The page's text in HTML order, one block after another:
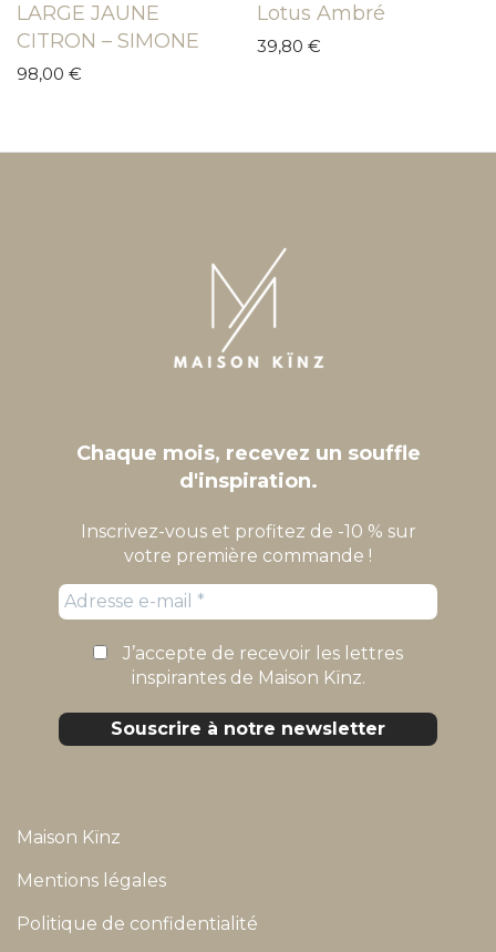
LARGE JAUNE
CITRON – SIMONE
98,00 €
Lotus Ambré
39,80 €
Chaque mois, recevez un souffle
d'inspiration.
Inscrivez-vous et profitez de -10 % sur
votre première commande !
J’accepte de recevoir les lettres
inspirantes de Maison Kïnz.
Maison Kïnz
Mentions légales
Politique de confidentialité